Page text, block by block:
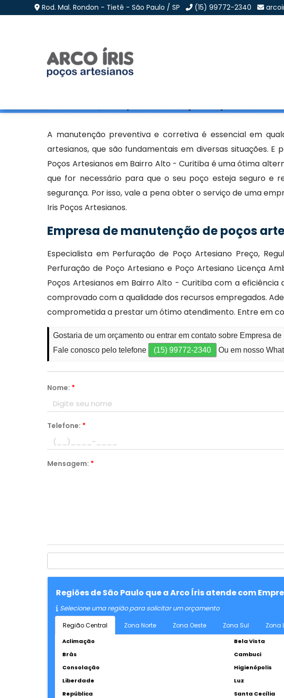
Rod. Mal. Rondon - Tietê - São Paulo / SP (15) 99772-2340
Empresa de Manutenção de
A manutenção preventiva e corretiva é essencial em
artesianos, que são fundamentais em diversas situações. E
Poços Artesianos em Bairro Alto - Curitiba é uma ótima
que for necessário para que o seu poço esteja seguro e
segurança. Por isso, vale a pena obter o serviço de uma
Iris Poços Artesianos.
Empresa de manutenção de poços
Especialista em Perfuração de Poço Artesiano Preço,
Perfuração de Poço Artesiano e Poço Artesiano Licença
Poços Artesianos em Bairro Alto - Curitiba com a
comprovado com a qualidade dos recursos empregados.
comprometida a prestar um ótimo atendimento. Entre em
Gostaria de um orçamento ou entrar em contato sobre Empresa
Fale conosco pelo telefone
(15) 99772-2340 Ou em nosso
Nome: *
Telefone: *
Mensagem: *
Regiões de São Paulo que a Arco Íris atende com
Selecione uma região para solicitar um orçamento
Região Central Zona Norte Zona Oeste Zona Sul Zona
Aclimação Bela Vista
Brás
Cambuci
Consolação
Higienópolis
Liberdade
Luz
República
Santa Cecília